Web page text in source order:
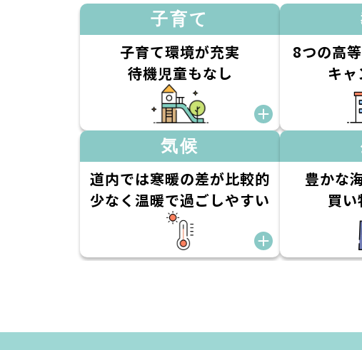
子育て
子育て環境が充実
待機児童もなし
8つの高
キ
気候
道内では寒暖の差が比較的
少なく温暖で過ごしやすい
豊かな
買